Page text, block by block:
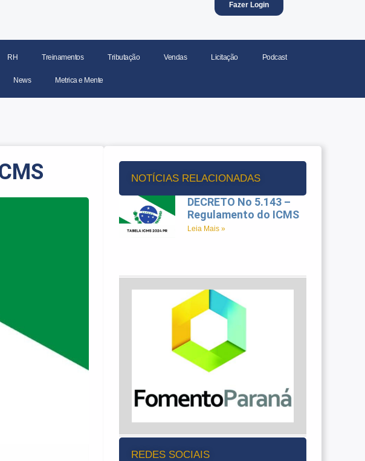
Fazer Login
RH Treinamentos Tributação Vendas Licitação Podcast
News Metrica e Mente
NOTÍCIAS RELACIONADAS
DECRETO No 5.143 –
Regulamento do ICMS
Leia Mais »
REDES SOCIAIS